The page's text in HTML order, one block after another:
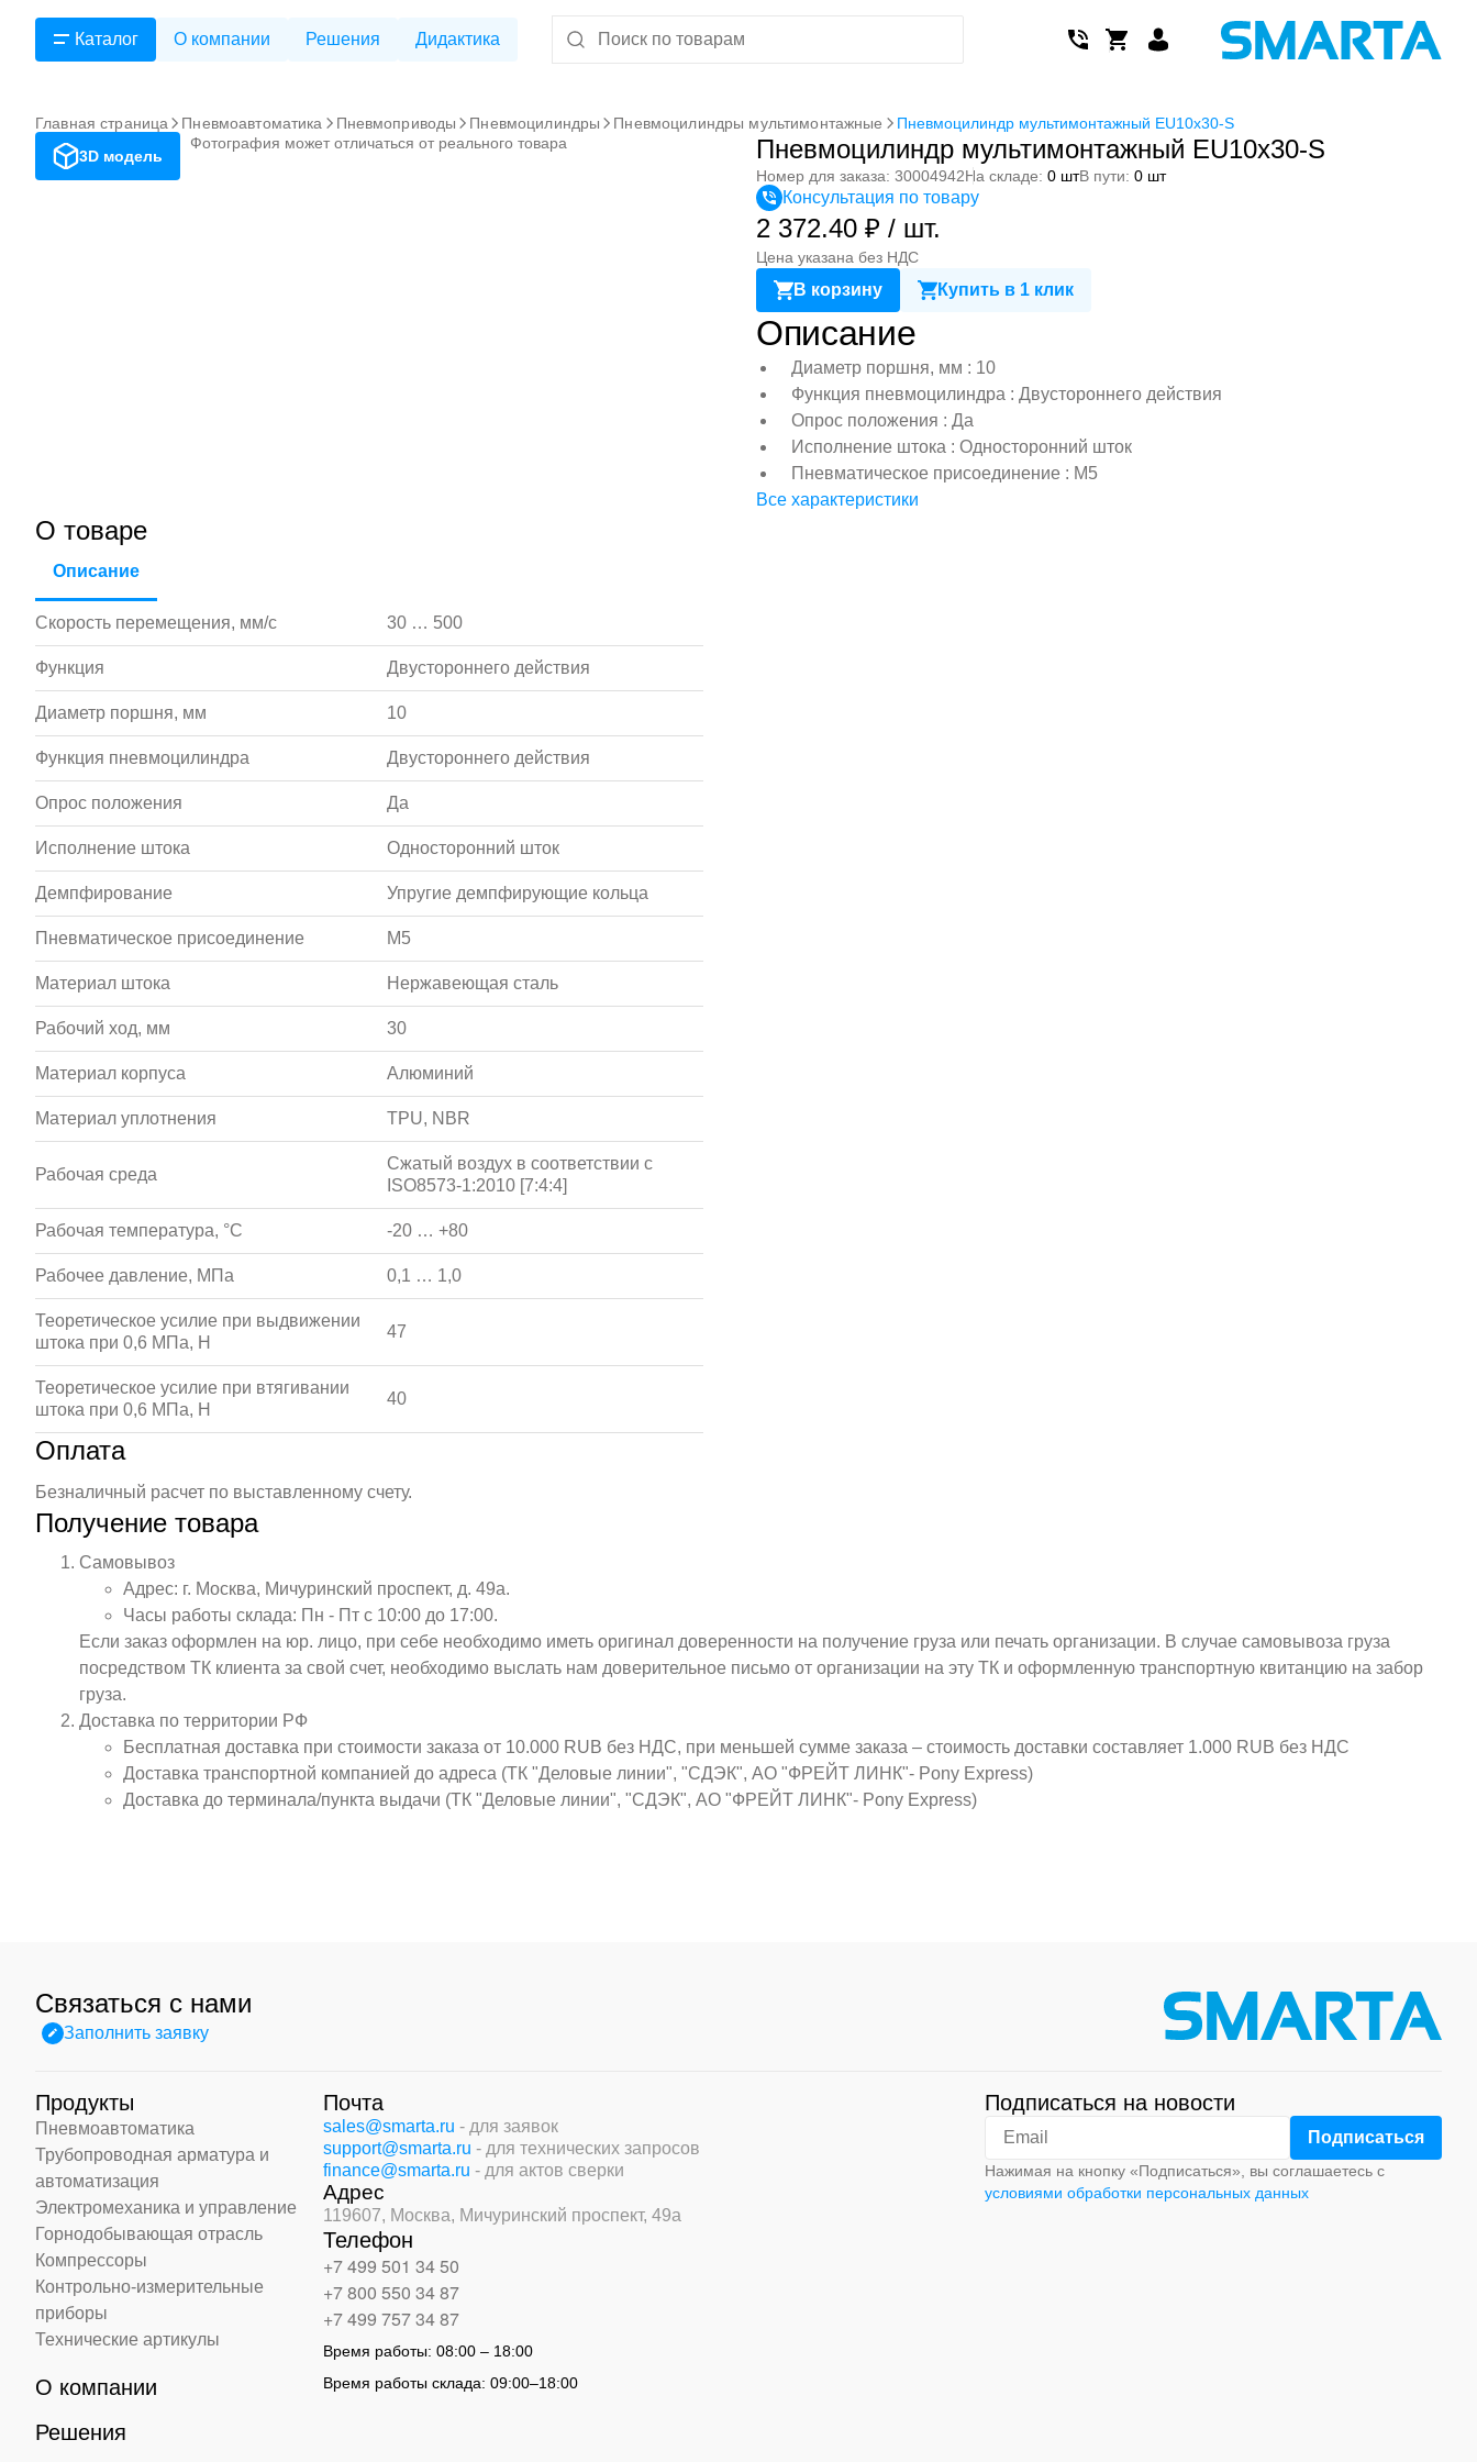
Каталог О компании Решения Дидактика
Главная страница Пневмоавтоматика Пневмоприводы Пневмоцилиндры Пневмоцилиндры мультимонтажные
Пневмоцилиндр мультимонтажный EU10x30-S
3D модель
Фотография может отличаться от реального товара Пневмоцилиндр мультимонтажный EU10x30-S
Номер для заказа: 30004942На складе: 0 штВ пути: 0 шт
Консультация по товару
2 372.40 ₽ / шт.
Цена указана без НДС
В корзину Купить в 1 клик
Описание
Диаметр поршня, мм : 10
Функция пневмоцилиндра : Двустороннего действия
Опрос положения : Да
Исполнение штока : Односторонний шток
Пневматическое присоединение : M5
Все характеристики
О товаре
Описание
Скорость перемещения, мм/с 30 … 500
Функция Двустороннего действия
Диаметр поршня, мм 10
Функция пневмоцилиндра Двустороннего действия
Опрос положения Да
Исполнение штока Односторонний шток
Демпфирование Упругие демпфирующие кольца
Пневматическое присоединение M5
Материал штока Нержавеющая сталь
Рабочий ход, мм 30
Материал корпуса Алюминий
Материал уплотнения TPU, NBR
Рабочая среда
Сжатый воздух в соответствии с
ISO8573-1:2010 [7:4:4]
Рабочая температура, °С -20 … +80
Рабочее давление, МПа 0,1 … 1,0
Теоретическое усилие при выдвижении
штока при 0,6 МПа, Н
47
Теоретическое усилие при втягивании
штока при 0,6 МПа, Н
40
Оплата
Безналичный расчет по выставленному счету.
Получение товара
Самовывоз
Адрес: г. Москва, Мичуринский проспект, д. 49а.
Часы работы склада: Пн - Пт с 10:00 до 17:00.
Если заказ оформлен на юр. лицо, при себе необходимо иметь оригинал доверенности на получение груза или печать организации. В случае самовывоза груза
посредством ТК клиента за свой счет, необходимо выслать нам доверительное письмо от организации на эту ТК и оформленную транспортную квитанцию на забор
груза.
Доставка по территории РФ
Бесплатная доставка при стоимости заказа от 10.000 RUB без НДС, при меньшей сумме заказа – стоимость доставки составляет 1.000 RUB без НДС
Доставка транспортной компанией до адреса (ТК "Деловые линии", "СДЭК", АО "ФРЕЙТ ЛИНК"- Pony Express)
Доставка до терминала/пункта выдачи (ТК "Деловые линии", "СДЭК", АО "ФРЕЙТ ЛИНК"- Pony Express)
Связаться с нами
Заполнить заявку
Продукты
Пневмоавтоматика
Трубопроводная арматура и
автоматизация
Электромеханика и управление
Горнодобывающая отрасль
Компрессоры
Контрольно-измерительные
приборы
Технические артикулы
О компании
Решения
Почта
sales@smarta.ru - для заявок
support@smarta.ru - для технических запросов
finance@smarta.ru - для актов сверки
Адрес
119607, Москва, Мичуринский проспект, 49а
Телефон
+7 499 501 34 50
+7 800 550 34 87
+7 499 757 34 87
Время работы:08:00 – 18:00
Время работы склада:09:00–18:00
Подписаться на новости
Нажимая на кнопку «Подписаться», вы соглашаетесь с
условиями обработки персональных данных